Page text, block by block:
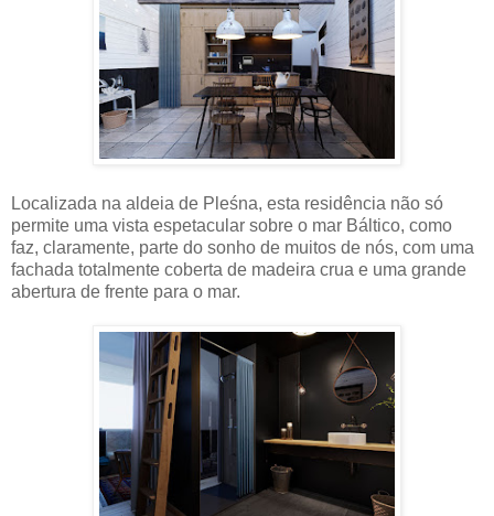
Localizada na aldeia de Pleśna, esta residência não só
permite uma vista espetacular sobre o mar Báltico, como
faz, claramente, parte do sonho de muitos de nós, com uma
fachada totalmente coberta de madeira crua e uma grande
abertura de frente para o mar.